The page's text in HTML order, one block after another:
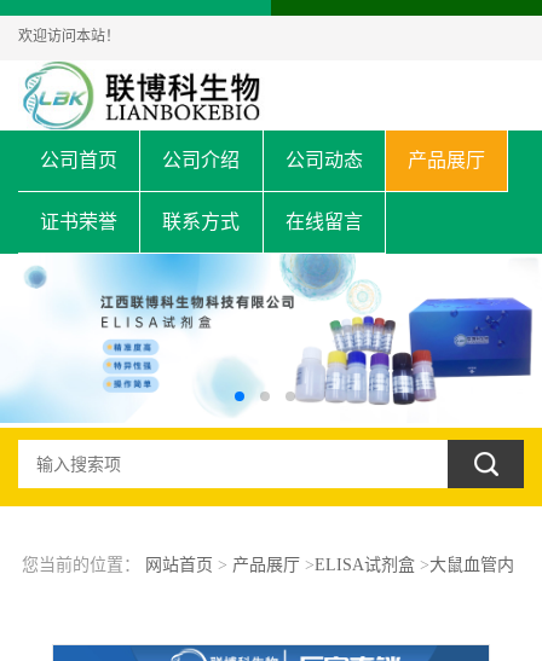
欢迎访问本站！
公司首页 公司介绍 公司动态 产品展厅
证书荣誉 联系方式 在线留言
您当前的位置： 网站首页 > 产品展厅 >ELISA试剂盒>大鼠血管内